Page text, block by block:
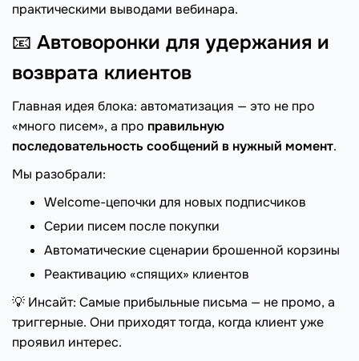
практическими выводами вебинара.
📧 Автоворонки для удержания и
возврата клиентов
Главная идея блока: автоматизация — это не про
«много писем», а про правильную
последовательность сообщений в нужный момент.
Мы разобрали:
Welcome-цепочки для новых подписчиков
Серии писем после покупки
Автоматические сценарии брошенной корзины
Реактивацию «спящих» клиентов
💡 Инсайт: Самые прибыльные письма — не промо, а
триггерные. Они приходят тогда, когда клиент уже
проявил интерес.